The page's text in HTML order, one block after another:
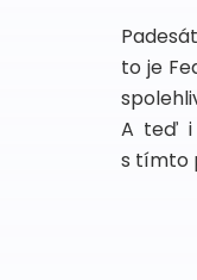
to je
A teď i
s tímto